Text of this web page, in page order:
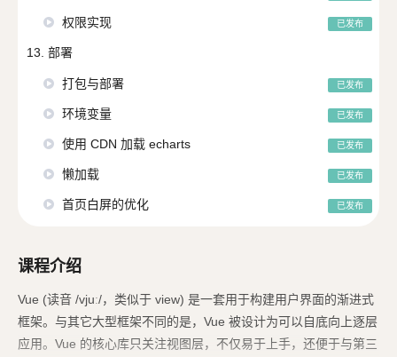
权限实现 已发布
13. 部署
打包与部署 已发布
环境变量 已发布
使用 CDN 加载 echarts 已发布
懒加载 已发布
首页白屏的优化 已发布
课程介绍
Vue (读音 /vjuː/，类似于 view) 是一套用于构建用户界面的渐进式
框架。与其它大型框架不同的是，Vue 被设计为可以自底向上逐层
应用。Vue 的核心库只关注视图层，不仅易于上手，还便于与第三